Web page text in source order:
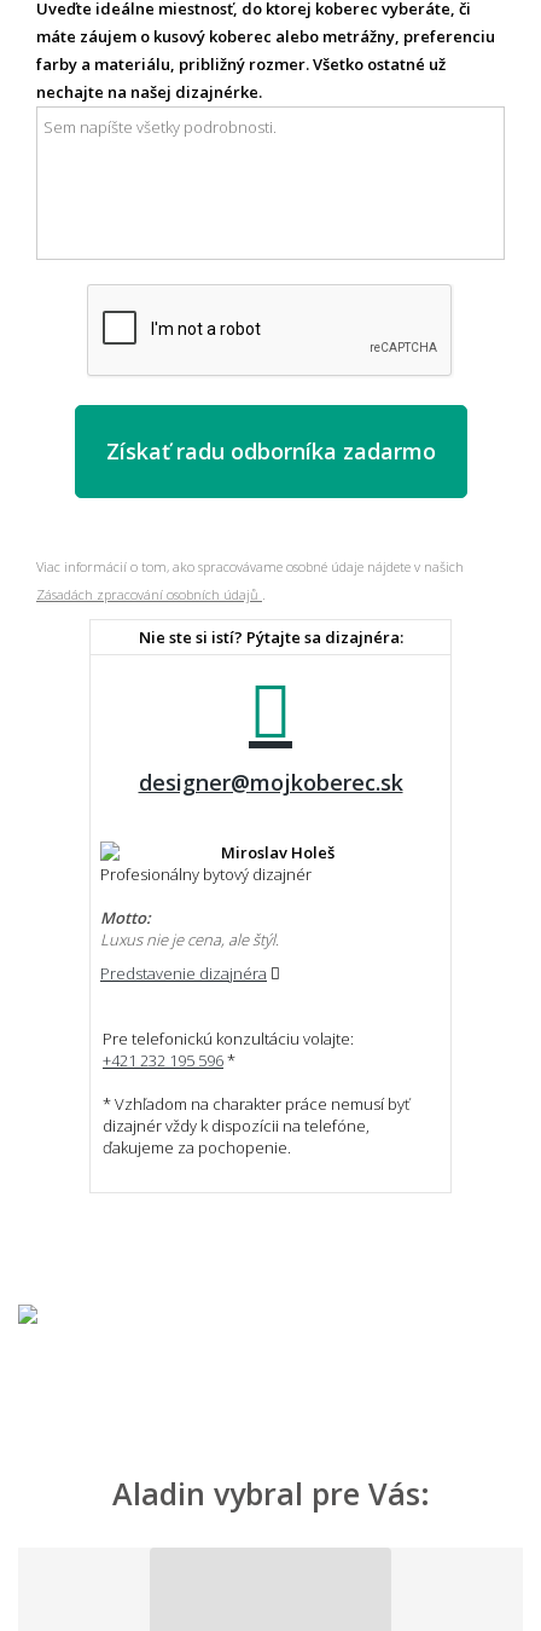
Uveďte ideálne miestnosť, do ktorej koberec vyberáte, či
máte záujem o kusový koberec alebo metrážny, preferenciu
farby a materiálu, približný rozmer. Všetko ostatné už
nechajte na našej dizajnérke.
Viac informácií o tom, ako spracovávame osobné údaje nájdete v našich
Zásadách zpracování osobních údajů
Nie ste si istí? Pýtajte sa dizajnéra:
designer@mojkoberec.sk
Miroslav Holeš
Profesionálny bytový dizajnér
Motto:
Luxus nie je cena, ale štýl.
Predstavenie dizajnéra
Pre telefonickú konzultáciu volajte:
+421 232 195 596*
* Vzhľadom na charakter práce nemusí byť
dizajnér vždy k dispozícii na telefóne,
ďakujeme za pochopenie.
Aladin vybral pre Vás: